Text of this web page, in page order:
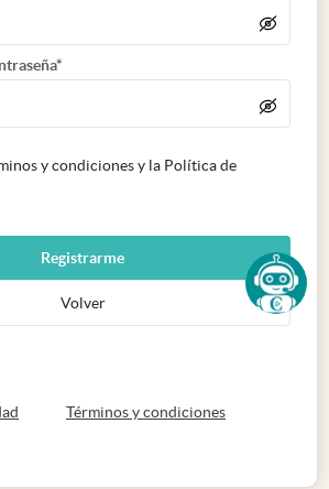
y condiciones y la Política de
Registrarme
Volver
abre en nueva pestaña
Términos y condicionesabre en nueva